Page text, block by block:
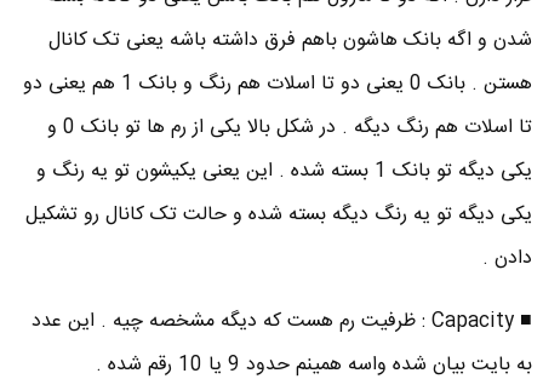
شدن و اگه بانک هاشون باهم فرق داشته باشه یعنی تک کانال
هستن . بانک 0 یعنی دو تا اسلات هم رنگ و بانک 1 هم یعنی دو
تا اسلات هم رنگ دیگه . در شکل بالا یکی از رم ها تو بانک 0 و
یکی دیگه تو بانک 1 بسته شده . این یعنی یکیشون تو یه رنگ و
یکی دیگه تو یه رنگ دیگه بسته شده و حالت تک کانال رو تشکیل
دادن .
■ Capacity : ظرفیت رم هست که دیگه مشخصه چیه . این عدد
به بایت بیان شده واسه همینم حدود 9 یا 10 رقم شده .